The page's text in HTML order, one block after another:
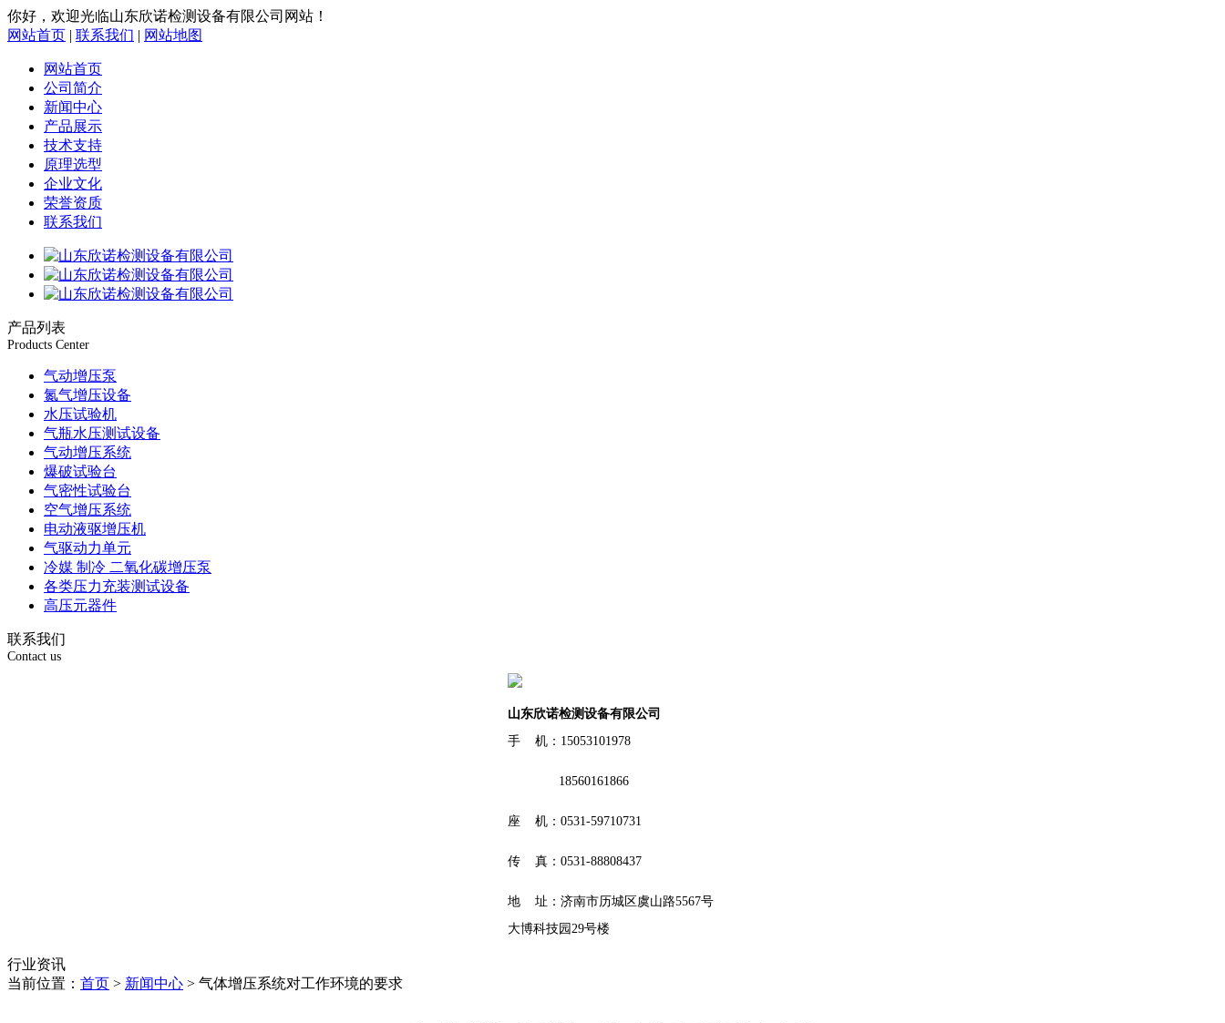
你好，欢迎光临山东欣诺检测设备有限公司网站！
网站首页 | 联系我们 | 网站地图
网站首页
公司简介
新闻中心
产品展示
技术支持
原理选型
企业文化
荣誉资质
联系我们
产品列表
Products Center
气动增压泵
氮气增压设备
水压试验机
气瓶水压测试设备
气动增压系统
爆破试验台
气密性试验台
空气增压系统
电动液驱增压机
气驱动力单元
冷媒 制冷 二氧化碳增压泵
各类压力充装测试设备
高压元器件
联系我们
Contact us
山东欣诺检测设备有限公司
手 机：15053101978
18560161866
座 机：0531-59710731
传 真：0531-88808437
地 址：济南市历城区虞山路5567号
大博科技园29号楼
行业资讯
当前位置： 首页 > 新闻中心 > 气体增压系统对工作环境的要求